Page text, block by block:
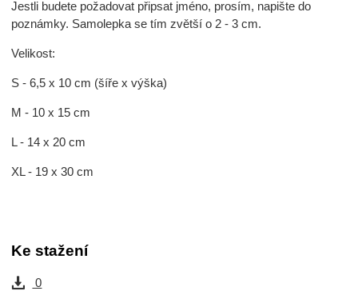
Jestli budete požadovat připsat jméno, prosím, napište do
poznámky. Samolepka se tím zvětší o 2 - 3 cm.
Velikost:
S - 6,5 x 10 cm (šíře x výška)
M - 10 x 15 cm
L - 14 x 20 cm
XL - 19 x 30 cm
Ke stažení
0